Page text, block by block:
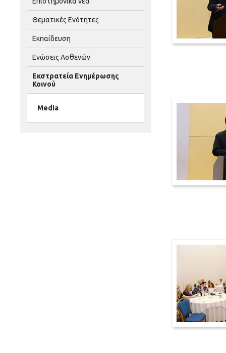
Θεματικές Ενότητες
Εκπαίδευση
Ενώσεις Ασθενών
Εκστρατεία Ενημέρωσης
Κοινού
Media